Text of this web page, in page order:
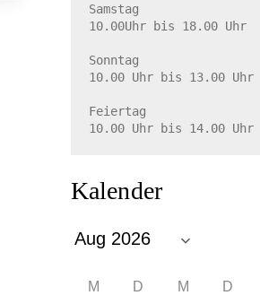
Samstag
10.00Uhr bis 18.00 Uhr
Sonntag
10.00 Uhr bis 13.00 Uhr
Feiertag
10.00 Uhr bis 14.00 Uhr
Kalender
M D M D